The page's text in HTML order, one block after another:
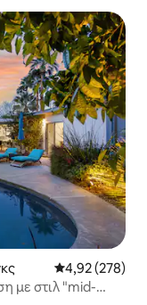
Μέση
4,92 (278)
με στιλ "mid-